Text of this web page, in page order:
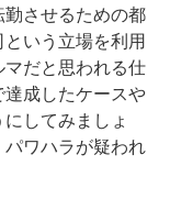
させるための都
いう立場を利用
マだと思われる仕
成したケースや
してみましょ
パワハラが疑われ